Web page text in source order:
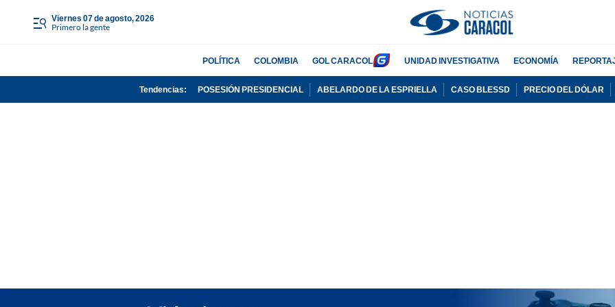
viernes 07 de agosto, 2026
Primero la gente
POLÍTICA COLOMBIA GOL CARACOL UNIDAD INVESTIGATIVA ECONOMÍA
Tendencias: POSESIÓN PRESIDENCIAL ABELARDO DE LA ESPRIELLA CASO BLESSD PRECIO DEL DÓLAR